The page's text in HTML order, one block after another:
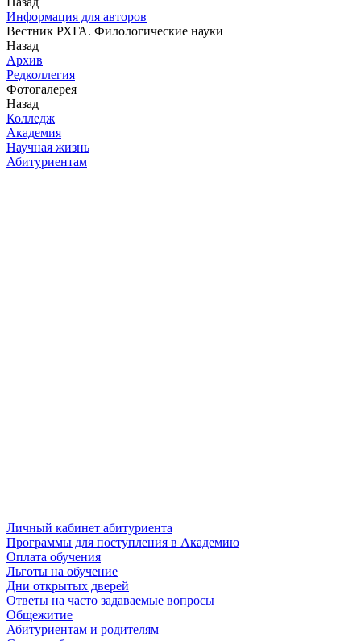
Информация для авторов
Вестник РХГА. Филологические науки
Назад
Архив
Редколлегия
Фотогалерея
Назад
Колледж
Академия
Научная жизнь
Абитуриентам
Личный кабинет абитуриента
Программы для поступления в Академию
Оплата обучения
Льготы на обучение
Дни открытых дверей
Ответы на часто задаваемые вопросы
Общежитие
Абитуриентам и родителям